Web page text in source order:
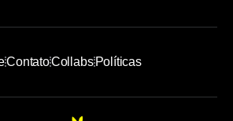
ContatoCollabsPolíticas